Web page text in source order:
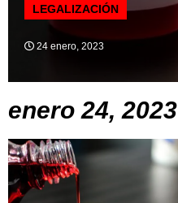
LEGALIZACIÓN
24 enero, 2023
enero 24, 2023